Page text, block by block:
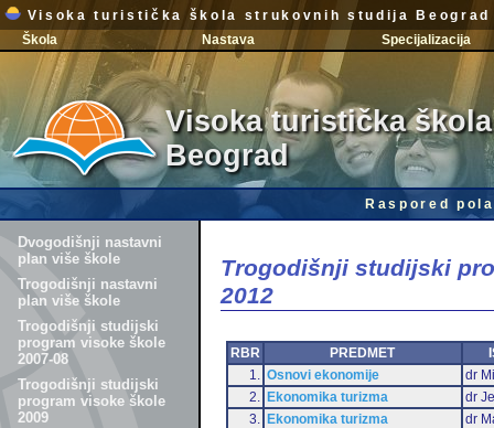
Visoka turistička škola strukovnih studija Beograd
Škola
Nastava Specijalizacija
Visoka turistička
Beograd
Raspored
Dvogodišnji nastavni
plan više škole
Trogodišnji nastavni
plan više škole
Trogodišnji studijski
program visoke škole
2007-08
Trogodišnji studijski
program visoke škole
2009
Trogodišnji studijski
2012
RBR PREDMET
1.
Osnovi ekonomije
dr
2.
Ekonomika turizma
dr
3.
Ekonomika turizma dr